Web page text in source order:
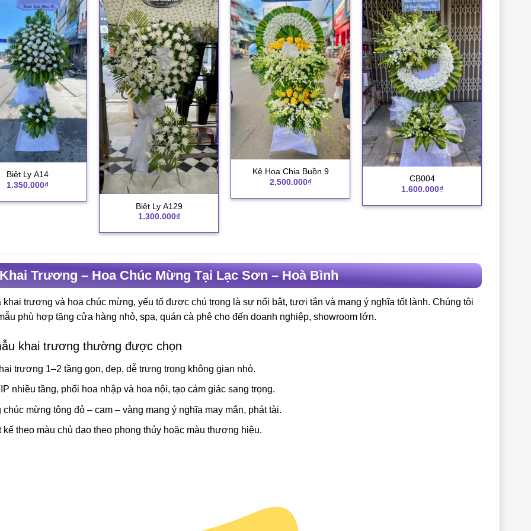
Biệt Ly A14
1.350.000₫
Biệt Ly A129
1.300.000₫
Kệ Hoa Chia Buồn 9
2.500.000₫
CB004
1.600.000₫
Trương – Hoa Chúc Mừng Tại Lạc Sơn – Hoà Bình
khai trương và hoa chúc mừng, yếu tố được chú trọng là sự nổi bật, tươi tắn và mang ý nghĩa tốt lành. Chúng tôi
phù hợp tặng cửa hàng nhỏ, spa, quán cà phê cho đến doanh nghiệp, showroom lớn.
khai trương thường được chọn
trương 1–2 tầng gọn, đẹp, dễ trưng trong không gian nhỏ.
nhiều tầng, phối hoa nhập và hoa nội, tạo cảm giác sang trọng.
chúc mừng tông đỏ – cam – vàng mang ý nghĩa may mắn, phát tài.
kế theo màu chủ đạo theo phong thủy hoặc màu thương hiệu.